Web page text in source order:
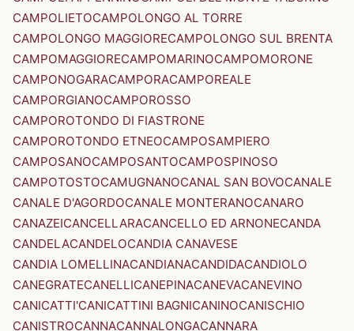
CAMPOLIETOCAMPOLONGO AL TORRE
CAMPOLONGO MAGGIORECAMPOLONGO SUL BRENTA
CAMPOMAGGIORECAMPOMARINOCAMPOMORONE
CAMPONOGARACAMPORACAMPOREALE
CAMPORGIANOCAMPOROSSO
CAMPOROTONDO DI FIASTRONE
CAMPOROTONDO ETNEOCAMPOSAMPIERO
CAMPOSANOCAMPOSANTOCAMPOSPINOSO
CAMPOTOSTOCAMUGNANOCANAL SAN BOVOCANALE
CANALE D'AGORDOCANALE MONTERANOCANARO
CANAZEICANCELLARACANCELLO ED ARNONECANDA
CANDELACANDELOCANDIA CANAVESE
CANDIA LOMELLINACANDIANACANDIDACANDIOLO
CANEGRATECANELLICANEPINACANEVACANEVINO
CANICATTI'CANICATTINI BAGNICANINOCANISCHIO
CANISTROCANNACANNALONGACANNARA